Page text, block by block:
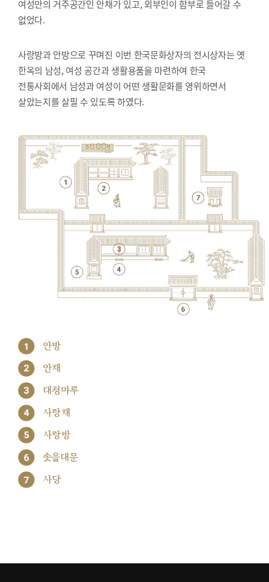
여성만의 거주공간인 안채가 있고, 외부인이 함부로 들어갈 수
없었다.
사랑방과 안방으로 꾸며진 이번 한국문화상자의 전시상자는 옛
한옥의 남성, 여성 공간과 생활용품을 마련하여 한국
전통사회에서 남성과 여성이 어떤 생활문화를 영위하면서
살았는지를 살필 수 있도록 하였다.
1 안방
2 안채
3 대청마루
4 사랑채
5 사랑방
6 솟을대문
7 사당